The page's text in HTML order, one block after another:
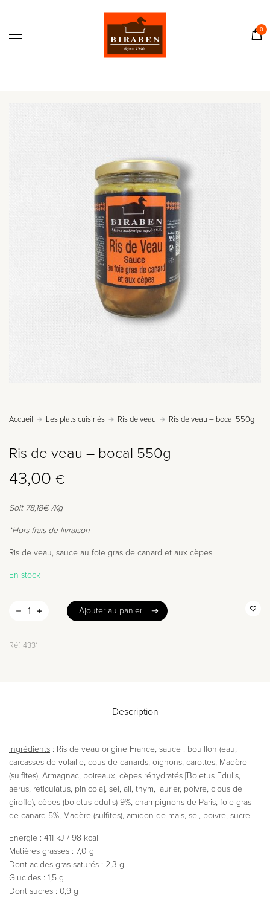
0
Contact
Accueil Les plats cuisinés Ris de veau Ris de veau – bocal 550g
Ris de veau – bocal 550g
43,00 €
Soit 78,18€ /Kg
*Hors frais de livraison
Ris de veau, sauce au foie gras de canard et aux cèpes.
En stock
Ajouter au panier
Ajouter au panier
Réf. 4331
Description
Ingrédients : Ris de veau origine France, sauce : bouillon (eau,
carcasses de volaille, cous de canards, oignons, carottes, Madère
(sulfites), Armagnac, poireaux, cèpes réhydratés [Boletus Edulis,
aerus, reticulatus, pinicola], sel, ail, thym, laurier, poivre, clous de
girofle), cèpes (boletus edulis) 9%, champignons de Paris, foie gras
de canard 5%, Madère (sulfites), amidon de maïs, sel, poivre, sucre.
Energie : 411 kJ / 98 kcal
Matières grasses : 7,0 g
Dont acides gras saturés : 2,3 g
Glucides : 1,5 g
Dont sucres : 0,9 g